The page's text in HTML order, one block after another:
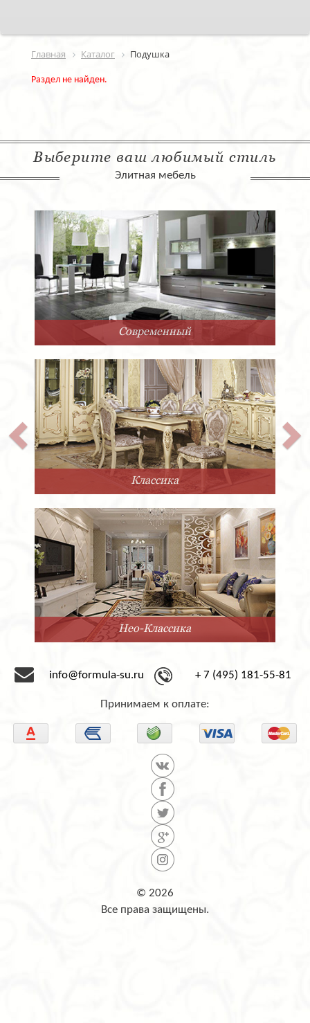
Главная Каталог Подушка
Раздел не найден.
Выберите ваш любимый стиль
Элитная мебель
Современный
Классика
Нео-Классика
info@formula-su.ru + 7 (495) 181-55-81
Принимаем к оплате:
© 2026
Все права защищены.